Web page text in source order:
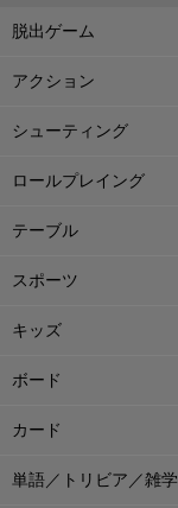
脱出ゲーム
アクション
シューティング
ロールプレイング
テーブル
スポーツ
キッズ
ボード
カード
単語／トリビア／雑学